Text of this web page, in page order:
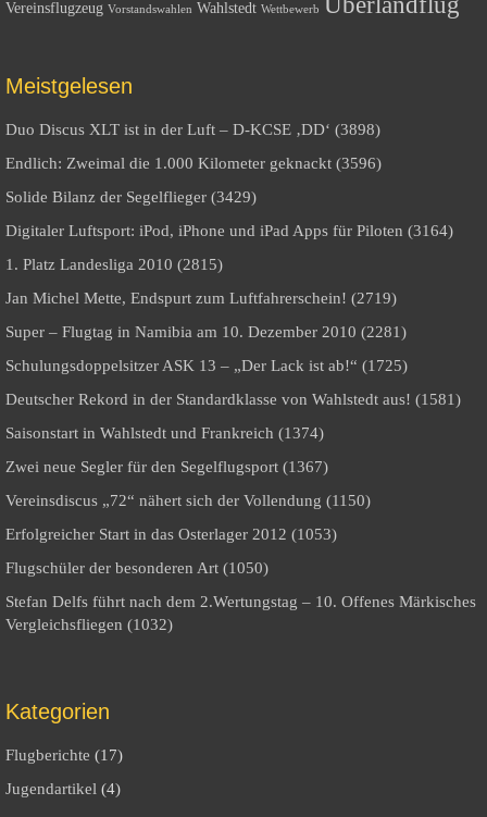
Vereinsflugzeug Vorstandswahlen Wahlstedt Wettbewerb
Meistgelesen
Duo Discus XLT ist in der Luft – D-KCSE ‚DD‘ (3898)
Endlich: Zweimal die 1.000 Kilometer geknackt (3596)
Solide Bilanz der Segelflieger (3429)
Digitaler Luftsport: iPod, iPhone und iPad Apps für Piloten (3164)
1. Platz Landesliga 2010 (2815)
Jan Michel Mette, Endspurt zum Luftfahrerschein! (2719)
Super – Flugtag in Namibia am 10. Dezember 2010 (2281)
Schulungsdoppelsitzer ASK 13 – „Der Lack ist ab!“ (1725)
Deutscher Rekord in der Standardklasse von Wahlstedt aus! (1581)
Saisonstart in Wahlstedt und Frankreich (1374)
Zwei neue Segler für den Segelflugsport (1367)
Vereinsdiscus „72“ nähert sich der Vollendung (1150)
Erfolgreicher Start in das Osterlager 2012 (1053)
Flugschüler der besonderen Art (1050)
Stefan Delfs führt nach dem 2.Wertungstag – 10. Offenes Märkisches
Vergleichsfliegen (1032)
Kategorien
Flugberichte (17)
Jugendartikel (4)